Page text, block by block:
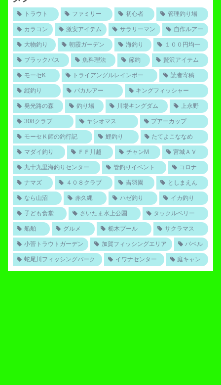
トラウト ファミリー 初心者 管理釣り場
カラコン 激安アイテム サラリーマン 自作ルアー
大物釣り 朝霞ガーデン 海釣り １００円均一
ブラックバス 魚料理法 節約 贅沢アイテム
モーセK トライアングルレインボー 読者寄稿
縦釣り バカルアー キングフィッシャー
発光路の森 釣り場 川場キングダム 上永野
308クラブ ヤシオマス プアーカップ
モーセＫ師の釣行記 鯉釣り たてよこななめ
マダイ釣り ＦＦ川越 チャンM 宮城ＡＶ
九十九里海釣りセンター 管釣りイベント コロナ
ナマズ ４０８クラブ 吉羽園 としまえん
なら山沼 赤久縄 ハゼ釣り イカ釣り
子ども食堂 さいたま水上公園 タックルベリー
船舶 グルメ 栃木プール サクラマス
小菅トラウトガーデン 加賀フィッシングエリア バベル
蛇尾川フィッシングパーク イワナセンター 庭キャン